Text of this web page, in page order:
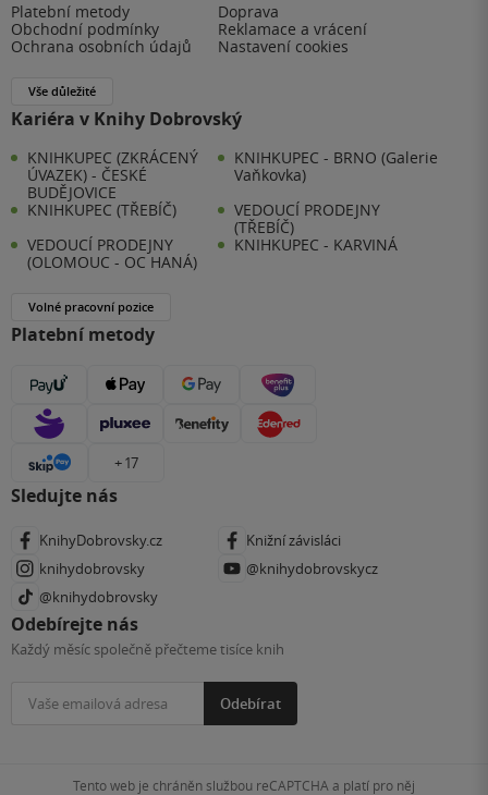
Platební metody
Doprava
Obchodní podmínky
Reklamace a vrácení
Ochrana osobních údajů
Nastavení cookies
Vše důležité
Kariéra v Knihy Dobrovský
KNIHKUPEC (ZKRÁCENÝ
ÚVAZEK) - ČESKÉ
BUDĚJOVICE
KNIHKUPEC - BRNO (Galerie
Vaňkovka)
KNIHKUPEC (TŘEBÍČ)
VEDOUCÍ PRODEJNY
(TŘEBÍČ)
VEDOUCÍ PRODEJNY
(OLOMOUC - OC HANÁ)
KNIHKUPEC - KARVINÁ
Volné pracovní pozice
Platební metody
+ 17
Sledujte nás
KnihyDobrovsky.cz
Knižní závisláci
knihydobrovsky
@knihydobrovskycz
@knihydobrovsky
Odebírejte nás
Každý měsíc společně přečteme tisíce knih
Odebírat
Tento web je chráněn službou reCAPTCHA a platí pro něj